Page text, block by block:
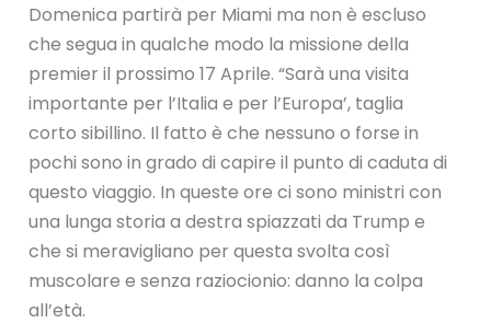
Domenica partirà per Miami ma non è escluso
che segua in qualche modo la missione della
premier il prossimo 17 Aprile. “Sarà una visita
importante per l’Italia e per l’Europa’, taglia
corto sibillino. Il fatto è che nessuno o forse in
pochi sono in grado di capire il punto di caduta di
questo viaggio. In queste ore ci sono ministri con
una lunga storia a destra spiazzati da Trump e
che si meravigliano per questa svolta così
muscolare e senza raziocionio: danno la colpa
all’età.